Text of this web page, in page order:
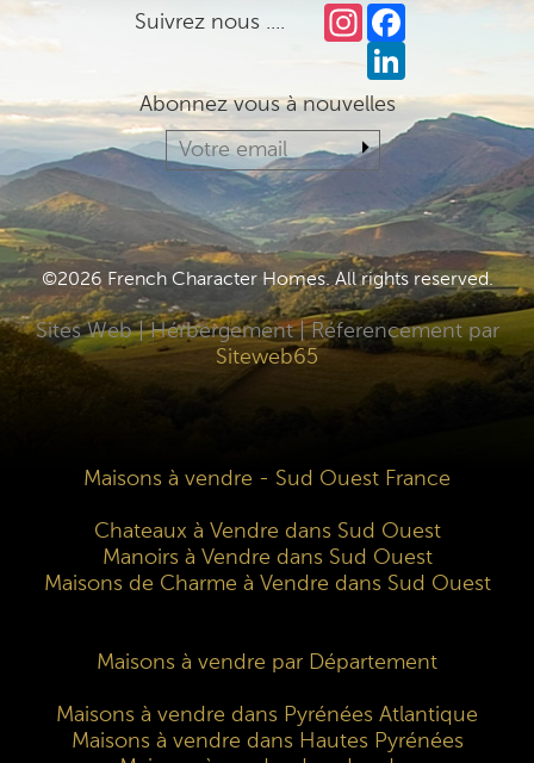
Suivrez nous .... Facebook
Instagram
LinkedIn
Abonnez vous à nouvelles
©2026 French Character Homes. All rights reserved.
Sites Web | Hérbergement | Réferencement par
Siteweb65
Maisons à vendre - Sud Ouest France
Chateaux à Vendre dans Sud Ouest
Manoirs à Vendre dans Sud Ouest
Maisons de Charme à Vendre dans Sud Ouest
Maisons à vendre par Département
Maisons à vendre dans Pyrénées Atlantique
Maisons à vendre dans Hautes Pyrénées